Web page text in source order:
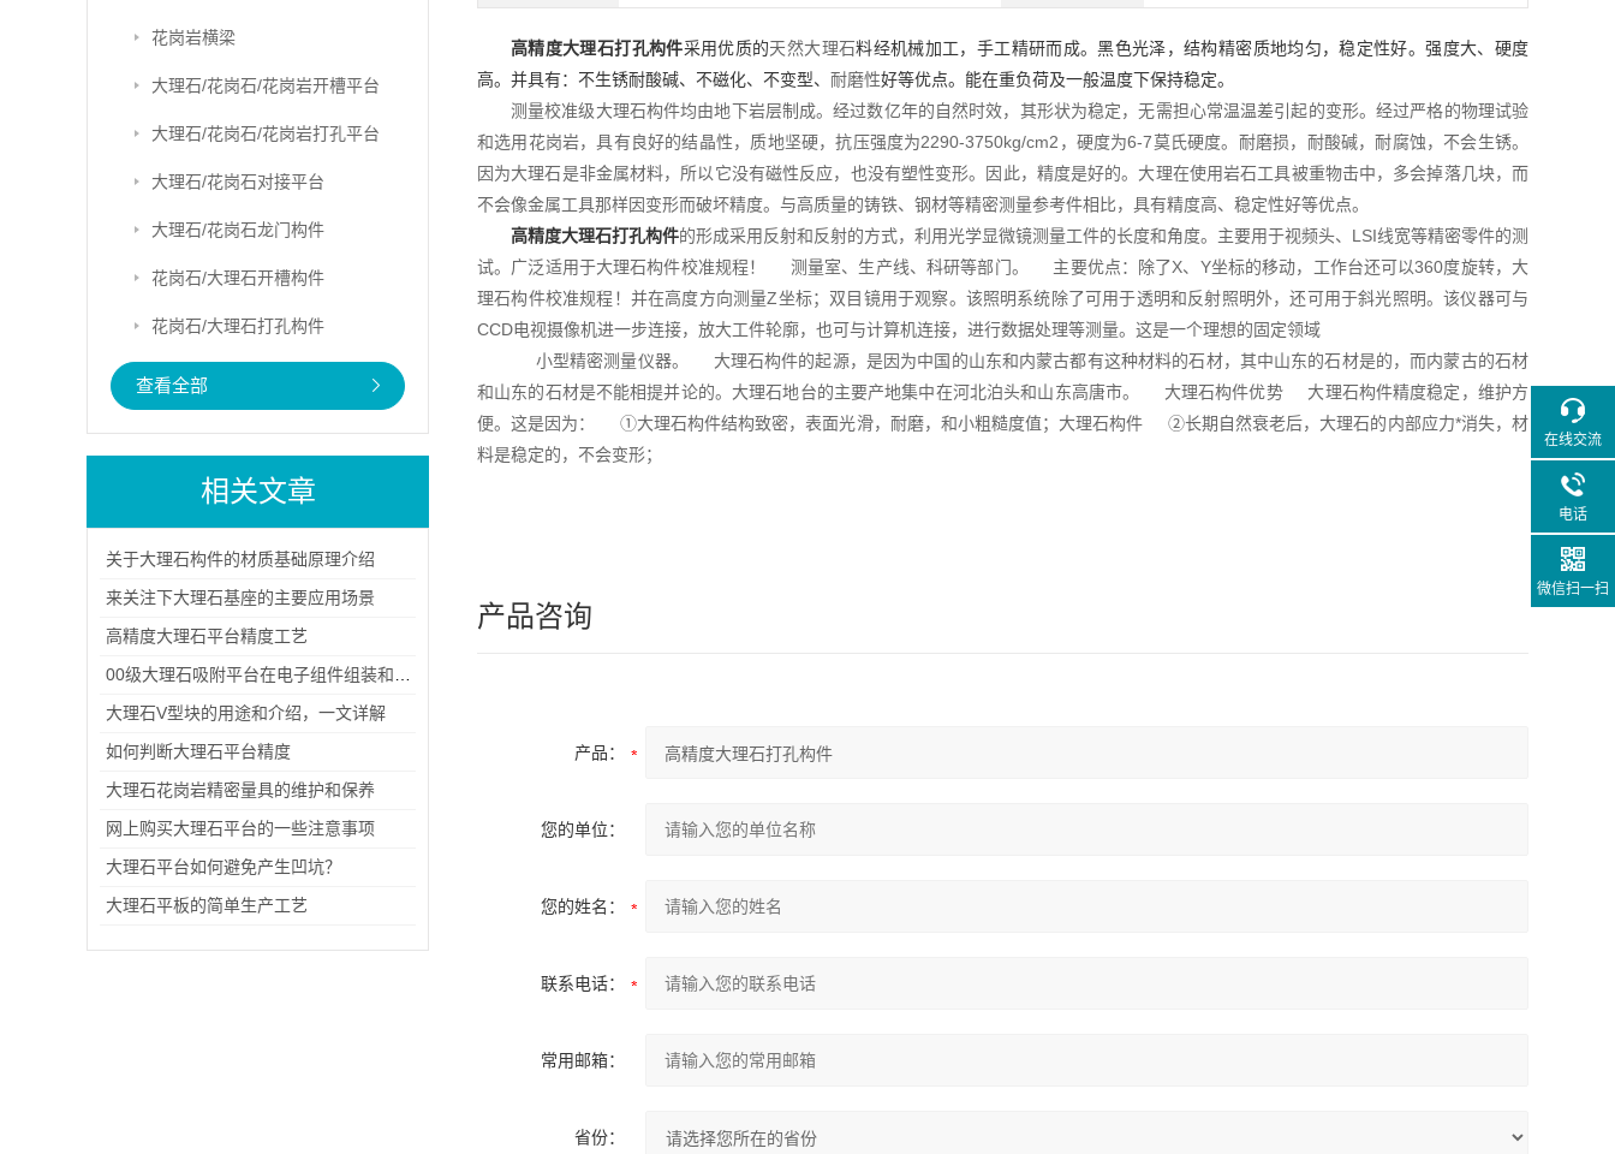
花岗岩横梁
大理石/花岗石/花岗岩开槽平台
大理石/花岗石/花岗岩打孔平台
大理石/花岗石对接平台
大理石/花岗石龙门构件
花岗石/大理石开槽构件
花岗石/大理石打孔构件
查看全部
相关文章
关于大理石构件的材质基础原理介绍
来关注下大理石基座的主要应用场景
高精度大理石平台精度工艺
大理石V型块的用途和介绍，一文详解
如何判断大理石平台精度
大理石花岗岩精密量具的维护和保养
网上购买大理石平台的一些注意事项
大理石平台如何避免产生凹坑？
大理石平板的简单生产工艺
高精度大理石打孔构件采用优质的天然大理石料经机械加工，手工精研而成。黑色光泽，结构精密质地均匀，稳定性好。强度大、硬度
高。并具有：不生锈耐酸碱、不磁化、不变型、 耐磨性好等优点。能在重负荷及一般温度下保持稳定。
测量校准级大理石构件均由地下岩层制成。经过数亿年的自然时效，其形状为稳定，无需担心常温温差引起的变形。经过严格的物理试验
和选用花岗岩，具有良好的结晶性，质地坚硬，抗压强度为2290-3750kg/cm2，硬度为6-7莫氏硬度。耐磨损，耐酸碱，耐腐蚀，不会生锈。
因为大理石是非金属材料，所以它没有磁性反应，也没有塑性变形。因此，精度是好的。大理在使用岩石工具被重物击中，多会掉落几块，而
不会像金属工具那样因变形而破坏精度。与高质量的铸铁、钢材等精密测量参考件相比，具有精度高、稳定性好等优点。
高精度大理石打孔构件的形成采用反射和反射的方式，利用光学显微镜测量工件的长度和角度。主要用于视频头、LSI线宽等精密零件的测
试。广泛适用于大理石构件校准规程！ 测量室、生产线、科研等部门。 主要优点：除了X、Y坐标的移动，工作台还可以360度旋转，大
理石构件校准规程！并在高度方向测量Z坐标；双目镜用于观察。该照明系统除了可用于透明和反射照明外，还可用于斜光照明。该仪器可与
CCD电视摄像机进一步连接，放大工件轮廓，也可与计算机连接，进行数据处理等测量。这是一个理想的固定领域
小型精密测量仪器。 大理石构件的起源，是因为中国的山东和内蒙古都有这种材料的石材，其中山东的石材是的，而内蒙古的石材
和山东的石材是不能相提并论的。大理石地台的主要产地集中在河北泊头和山东高唐市。 大理石构件优势 大理石构件精度稳定，维护方
便。这是因为： ①大理石构件结构致密，表面光滑，耐磨，和小粗糙度值；大理石构件 ②长期自然衰老后，大理石的内部应力*消失，材
料是稳定的，不会变形；
产品咨询
产品：
您的单位：
您的姓名：
联系电话：
常用邮箱：
省份：
在线交流
电话
微信扫一扫